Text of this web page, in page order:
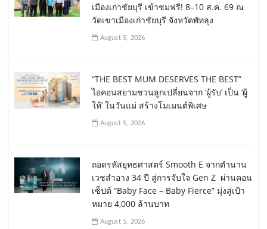
เมืองเก่าชัยบุรี เข้าชมฟรี! 8–10 ส.ค. 69 ณ
วัดเขาเมืองเก่าชัยบุรี จังหวัดพัทลุง
August 5, 2026
“THE BEST MUM DESERVES THE BEST”
ไอคอนสยามชวนลูกเปลี่ยนจาก ‘ผู้รับ’ เป็น ‘ผู้
ให้’ ในวันแม่ สร้างโมเมนต์พิเศษ
August 5, 2026
ถอดรหัสยุทธศาสตร์ Smooth E จากตำนาน
เวชสำอาง 34 ปี สู่การจับใจ Gen Z ผ่านคอน
เซ็ปต์ “Baby Face – Baby Fierce” มุ่งสู่เป้า
หมาย 4,000 ล้านบาท
August 5, 2026